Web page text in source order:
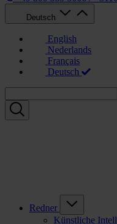
Deutsch
English
Nederlands
Français
Deutsch
Redner
Künstliche